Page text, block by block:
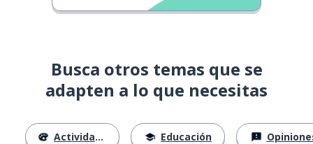
Busca otros temas que se
adapten a lo que necesitas
Actividades Educación